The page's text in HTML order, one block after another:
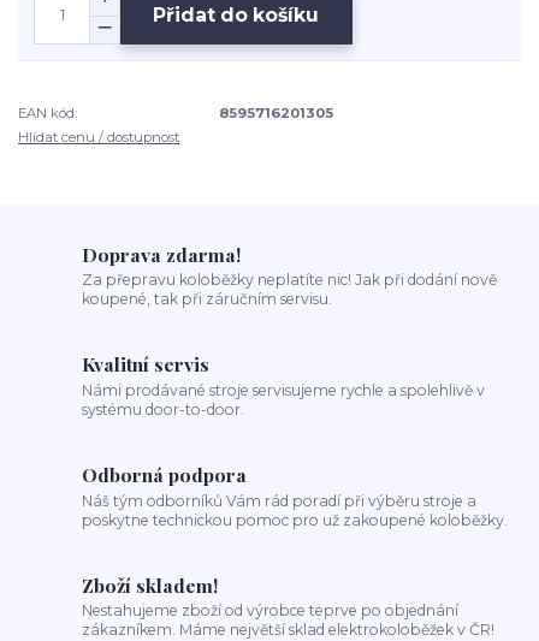
Přidat do košíku
EAN kód:
8595716201305
Hlídat cenu / dostupnost
Doprava zdarma!
Za přepravu koloběžky neplatíte nic! Jak při dodání nově
koupené, tak při záručním servisu.
Kvalitní servis
Námi prodávané stroje servisujeme rychle a spolehlivě v
systému door-to-door.
Odborná podpora
Náš tým odborníků Vám rád poradí při výběru stroje a
poskytne technickou pomoc pro už zakoupené koloběžky.
Zboží skladem!
Nestahujeme zboží od výrobce teprve po objednání
zákazníkem. Máme největší sklad elektrokoloběžek v ČR!